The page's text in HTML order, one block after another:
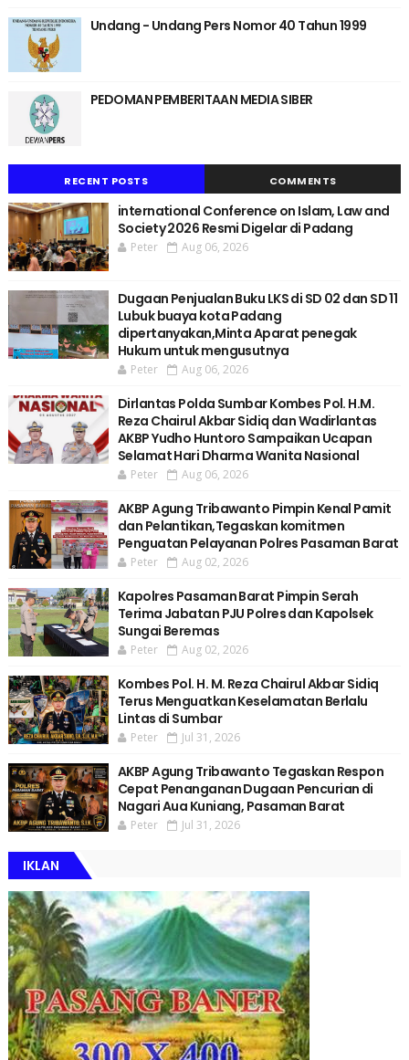
Undang - Undang Pers Nomor 40 Tahun 1999
PEDOMAN PEMBERITAAN MEDIA SIBER
RECENT POSTS COMMENTS
international Conference on Islam, Law and
Society 2026 Resmi Digelar di Padang
Peter Aug 06, 2026
Dugaan Penjualan Buku LKS di SD 02 dan SD 11
Lubuk buaya kota Padang
dipertanyakan,Minta Aparat penegak
Hukum untuk mengusutnya
Peter Aug 06, 2026
Dirlantas Polda Sumbar Kombes Pol. H.M.
Reza Chairul Akbar Sidiq dan Wadirlantas
AKBP Yudho Huntoro Sampaikan Ucapan
Selamat Hari Dharma Wanita Nasional
Peter Aug 06, 2026
AKBP Agung Tribawanto Pimpin Kenal Pamit
dan Pelantikan,Tegaskan komitmen
Penguatan Pelayanan Polres Pasaman Barat
Peter Aug 02, 2026
Kapolres Pasaman Barat Pimpin Serah
Terima Jabatan PJU Polres dan Kapolsek
Sungai Beremas
Peter Aug 02, 2026
Kombes Pol. H. M. Reza Chairul Akbar Sidiq
Terus Menguatkan Keselamatan Berlalu
Lintas di Sumbar
Peter Jul 31, 2026
AKBP Agung Tribawanto Tegaskan Respon
Cepat Penanganan Dugaan Pencurian di
Nagari Aua Kuniang, Pasaman Barat
Peter Jul 31, 2026
IKLAN